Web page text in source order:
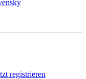
registrieren